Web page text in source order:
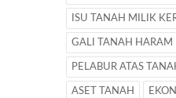
ISU TANAH MILIK
GALI TANAH HARAM
PELABUR ATAS
ASET TANAH